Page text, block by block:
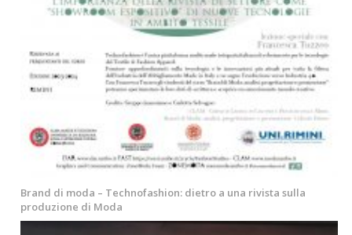
Brand di moda – Technofashion: dietro a una rivista sulla
produzione di Moda